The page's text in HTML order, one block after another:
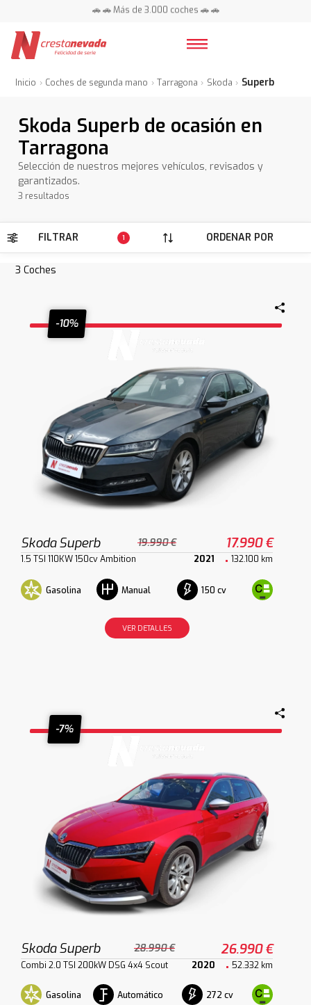
🚗 🚗 Más de 3.000 coches 🚗 🚗
Inicio Coches de segunda mano Tarragona Skoda Superb
Skoda Superb de ocasión en
Tarragona
Selección de nuestros mejores vehículos, revisados y
garantizados.
3 resultados
FILTRAR 1 ORDENAR POR
3 Coches
-10%
Skoda Superb 19.990 € 17.990 €
1.5 TSI 110KW 150cv Ambition 2021 132.100 km
Gasolina Manual 150 cv
VER DETALLES
-7%
Skoda Superb 28.990 € 26.990 €
Combi 2.0 TSI 200kW DSG 4x4 Scout 2020 52.332 km
Gasolina Automático 272 cv